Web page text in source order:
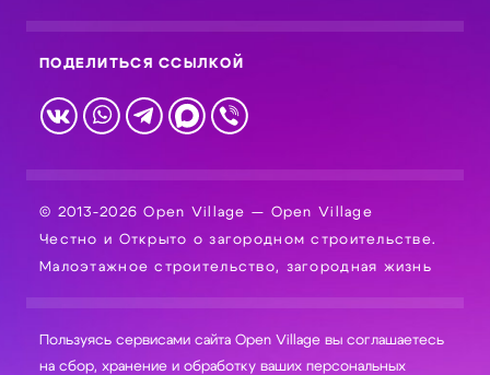
ПОДЕЛИТЬСЯ ССЫЛКОЙ
© 2013-2026 Open Village — Open Village
Честно и Открыто о загородном строительстве.
Малоэтажное строительство, загородная жизнь
Пользуясь сервисами сайта Open Village вы соглашаетесь
на сбор, хранение и обработку ваших персональных